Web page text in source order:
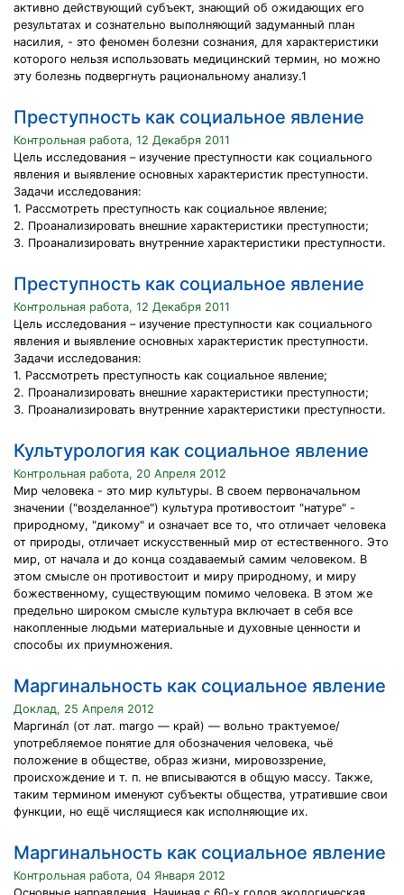
активно действующий субъект, знающий об ожидающих его
результатах и сознательно выполняющий задуманный план
насилия, - это феномен болезни сознания, для характеристики
которого нельзя использовать медицинский термин, но можно
эту болезнь подвергнуть рациональному анализу.1
Преступность как социальное явление
Контрольная работа, 12 Декабря 2011
Цель исследования – изучение преступности как социального
явления и выявление основных характеристик преступности.
Задачи исследования:
1. Рассмотреть преступность как социальное явление;
2. Проанализировать внешние характеристики преступности;
3. Проанализировать внутренние характеристики преступности.
Преступность как социальное явление
Контрольная работа, 12 Декабря 2011
Цель исследования – изучение преступности как социального
явления и выявление основных характеристик преступности.
Задачи исследования:
1. Рассмотреть преступность как социальное явление;
2. Проанализировать внешние характеристики преступности;
3. Проанализировать внутренние характеристики преступности.
Культурология как социальное явление
Контрольная работа, 20 Апреля 2012
Мир человека - это мир культуры. В своем первоначальном
значении ("возделанное") культура противостоит "натуре" -
природному, "дикому" и означает все то, что отличает человека
от природы, отличает искусственный мир от естественного. Это
мир, от начала и до конца создаваемый самим человеком. В
этом смысле он противостоит и миру природному, и миру
божественному, существующим помимо человека. В этом же
предельно широком смысле культура включает в себя все
накопленные людьми материальные и духовные ценности и
способы их приумножения.
Маргинальность как социальное явление
Доклад, 25 Апреля 2012
Маргина́л (от лат. margo — край) — вольно трактуемое/
употребляемое понятие для обозначения человека, чьё
положение в обществе, образ жизни, мировоззрение,
происхождение и т. п. не вписываются в общую массу. Также,
таким термином именуют субъекты общества, утратившие свои
функции, но ещё числящиеся как исполняющие их.
Маргинальность как социальное явление
Контрольная работа, 04 Января 2012